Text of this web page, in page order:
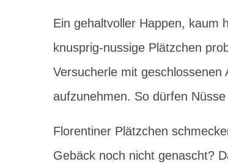
Ein gehaltvoller Happen, kaum
knusprig-nussige Plätzchen
Versucherle mit
aufzunehmen. So dürfen
Florentiner Plätzchen
Gebäck noch nicht genascht?